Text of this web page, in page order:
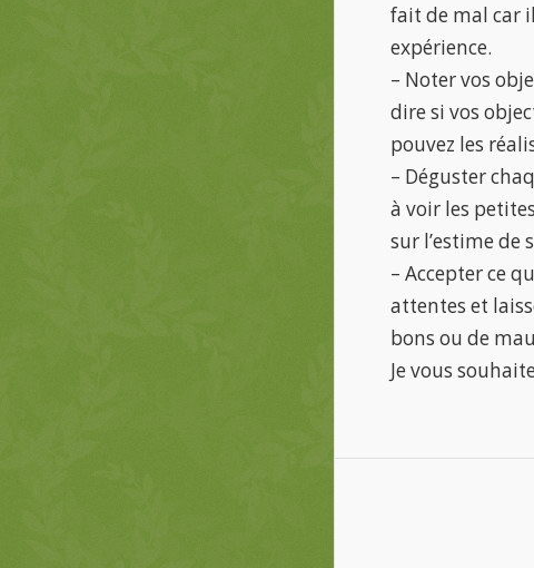
fait de mal car
expérience.
– Noter vos
dire si vos
pouvez les
– Déguster
à voir les
sur l’estime de
– Accepter ce
attentes et
bons ou de
Je vous